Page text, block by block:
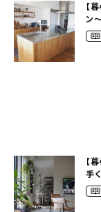
【
ン
暮
【
手
ら